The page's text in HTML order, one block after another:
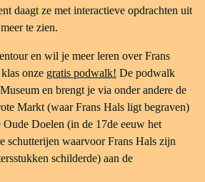
daagt ze met interactieve opdrachten uit
te zien.
en wil je meer leren over Frans
onze gratis podwalk! De podwalk
en brengt je via onder andere de
Markt (waar Frans Hals ligt begraven)
Oude Doelen (in de 17de eeuw het
schutterijen waarvoor Frans Hals zijn
schilderde) aan de